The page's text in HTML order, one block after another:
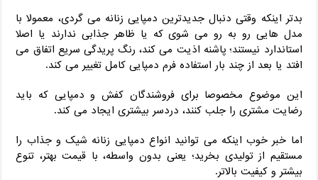
تولیدی)
بدتر اینکه وقتی دنبال جدیدترین دمپایی زنانه می ‌گردی، معمولا با
مدل ‌هایی رو به‌ رو می ‌شوی که یا ظاهر جذابی ندارند یا اصلا
استاندارد نیستند؛ پاشنه اذیت می‌ کند، رنگ‌ پریدگی سریع اتفاق می
‌افتد یا بعد از چند بار استفاده فرم دمپایی کامل تغییر می‌ کند.
این موضوع مخصوصا برای فروشندگان کفش و دمپایی که باید
رضایت مشتری را جلب کنند، دردسر بیشتری ایجاد می ‌کند.
اما خبر خوب اینکه می ‌توانید انواع دمپایی زنانه شیک و جذاب را
مستقیم از تولیدی بخرید؛ یعنی بدون واسطه، با قیمت بهتر، تنوع
بیشتر و کیفیت بالاتر.